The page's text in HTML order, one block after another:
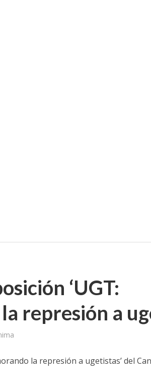
‘UGT:
represión a
la represión a ugetistas’ del